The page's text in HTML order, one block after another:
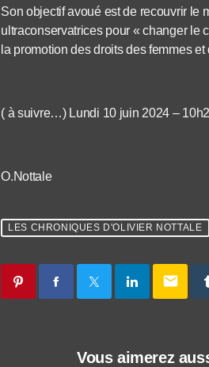
Son objectif avoué est de recouvrir le
ultraconservatrices pour « changer le
la promotion des droits des femmes
( à suivre…) Lundi 10 juin 2024 –
O.Nottale
LES CHRONIQUES D'OLIVIER NOTTALE
email
Vous aimerez